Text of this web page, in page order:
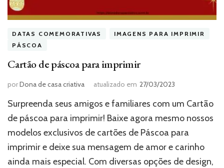
DATAS COMEMORATIVAS
IMAGENS PARA IMPRIMIR
PÁSCOA
Cartão de páscoa para imprimir
porDona de casa criativa atualizado em 27/03/2023
Surpreenda seus amigos e familiares com um Cartão
de páscoa para imprimir! Baixe agora mesmo nossos
modelos exclusivos de cartões de Páscoa para
imprimir e deixe sua mensagem de amor e carinho
ainda mais especial. Com diversas opções de design,